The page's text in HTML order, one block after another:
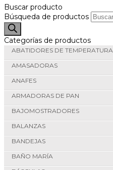
Buscar producto
Búsqueda de productos
Categorías de productos
ABATIDORES DE TEMPERATURA
AMASADORAS
ANAFES
ARMADORAS DE PAN
BAJOMOSTRADORES
BALANZAS
BANDEJAS
BAÑO MARÍA